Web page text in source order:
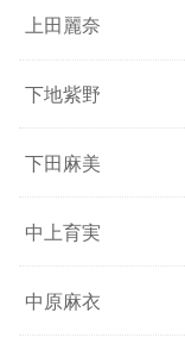
上田麗奈
下地紫野
下田麻美
中上育実
中原麻衣